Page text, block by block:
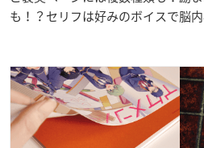
も！？セリフは好みのボイスで脳